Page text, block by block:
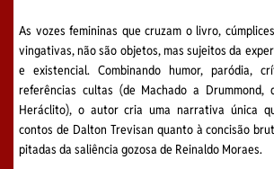
As vozes femininas que cruzam o livro,
vingativas, não são objetos, mas sujeitos da
e existencial. Combinando humor, paródia,
referências cultas (de Machado a Drummond,
Heráclito), o autor cria uma narrativa única
contos de Dalton Trevisan quanto à concisão
pitadas da saliência gozosa de Reinaldo Moraes.